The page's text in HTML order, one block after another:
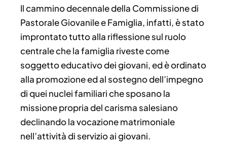
Il cammino decennale della Commissione di
Pastorale Giovanile e Famiglia, infatti, è stato
improntato tutto alla riflessione sul ruolo
centrale che la famiglia riveste come
soggetto educativo dei giovani, ed è ordinato
alla promozione ed al sostegno dell’impegno
di quei nuclei familiari che sposano la
missione propria del carisma salesiano
declinando la vocazione matrimoniale
nell’attività di servizio ai giovani.